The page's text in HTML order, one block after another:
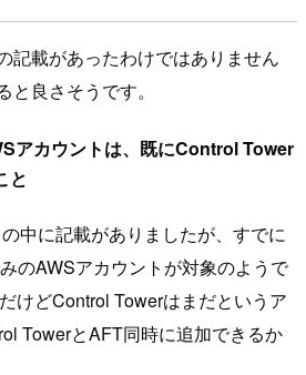
記載があったわけではありません
良さそうです。
アカウントは、既にControl Tower
と
中に記載がありましたが、すでに
のAWSアカウントが対象のようで
けどControl Towerはまだというア
TowerとAFT同時に追加できるか